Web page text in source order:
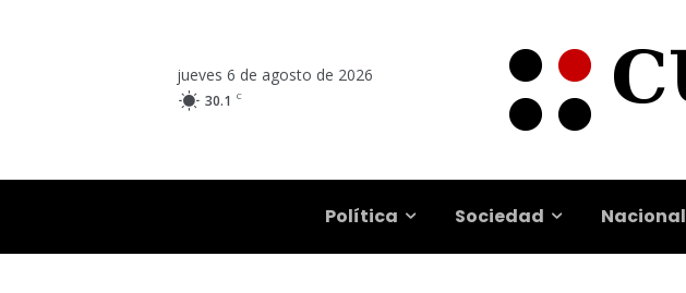
jueves 6 de agosto de 2026
30.1 C
Política Sociedad